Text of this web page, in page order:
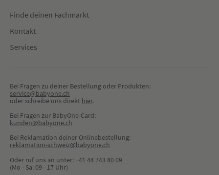
Finde deinen Fachmarkt
Kontakt
Services
Bei Fragen zu deiner Bestellung oder Produkten:
service@babyone.ch
oder schreibe uns direkt hier.
Bei Fragen zur BabyOne-Card:
kunden@babyone.ch
Bei Reklamation deiner Onlinebestellung:
reklamation-schweiz@babyone.ch
Oder ruf uns an unter:+41 44 743 80 09
(Mo - Sa: 09 - 17 Uhr)